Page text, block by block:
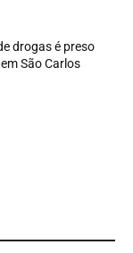
drogas é preso
São Carlos